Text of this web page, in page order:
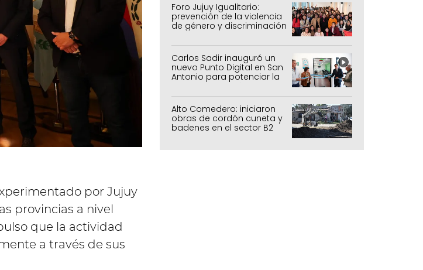
por Jujuy
provincias a nivel
que la actividad
a través de sus
Foro Jujuy Igualitario:
prevención de la violencia
de género y discriminación
Carlos Sadir inauguró un
nuevo Punto Digital en San
Antonio para potenciar la
inclusión tecnológica
Alto Comedero: iniciaron
obras de cordón cuneta y
badenes en el sector B2